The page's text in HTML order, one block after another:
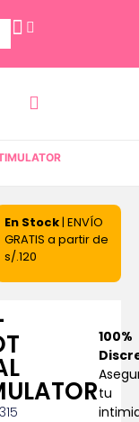
En Stock| ENVÍO
GRATIS a partir de
s/.120
100%
tu